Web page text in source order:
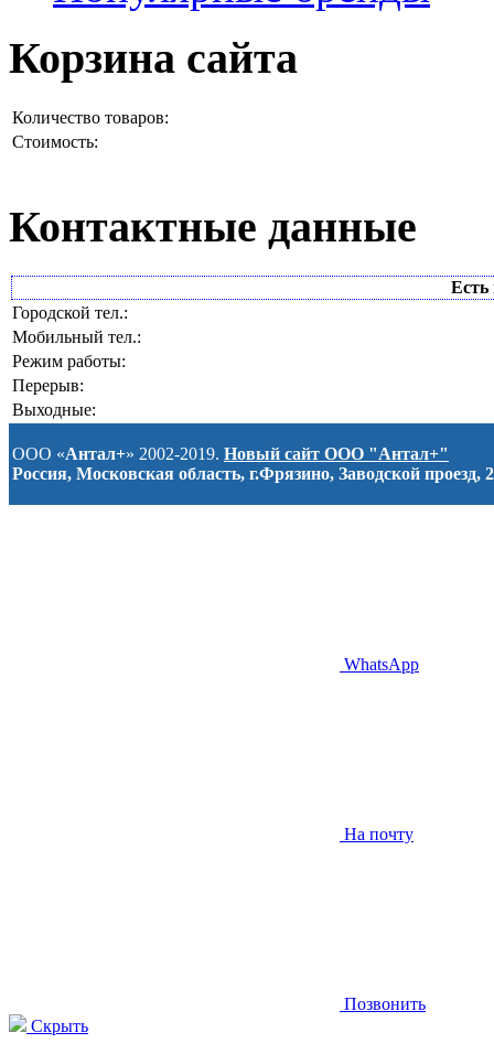
Корзина сайта
Количество товаров:
Стоимость:
Контактные данные
Есть
Городской тел.:
Мобильный тел.:
Режим работы:
Перерыв:
Выходные:
ООО «Антал+» 2002-2019. Новый сайт ООО "Антал+"
Россия, Московская область, г.Фрязино, Заводской проезд, 2
WhatsApp
На почту
Позвонить
Скрыть